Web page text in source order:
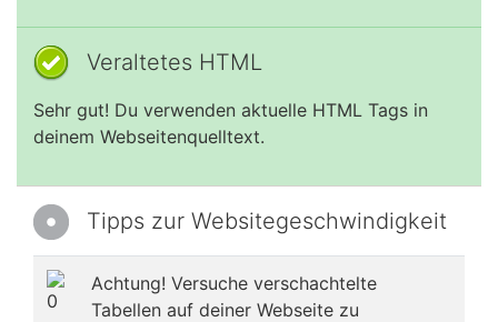
Veraltetes HTML
Sehr gut! Du verwenden aktuelle HTML Tags in
deinem Webseitenquelltext.
Tipps zur Websitegeschwindigkeit
Achtung! Versuche verschachtelte
Tabellen auf deiner Webseite zu